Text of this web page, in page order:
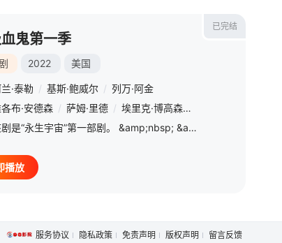
/ 阿尔菲·艾伦 / 斯戴芬·莫昌特 / 阿奇·耶茨
已完结
鬼第一季
2022 美国
·泰勒 / 基斯·鲍威尔 / 列万·阿金
布·安德森 / 萨姆·里德 / 埃里克·博高森 /
该剧是“永生宇宙”第一部剧。 &amp;nbsp; &amp;nbsp; &amp;nbsp; &amp;nbsp; &amp;nbsp; &amp;nbsp; &amp;nbsp; &amp;nbsp; &amp;nbsp; &amp;nbsp; &amp;nbsp; &amp;nbsp; &amp;
播放
服务协议 隐私政策 免责声明 版权声明 留言反馈